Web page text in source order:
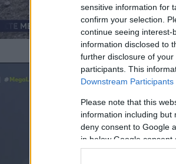
sensitive information for
confirm your selection.
continue seeing
information disclosed to
further disclosure of your
participants. This
Downstream Participants
Please note that this
information including but
deny consent to Google
in below Google consent